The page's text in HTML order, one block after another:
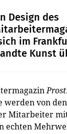
Design des
im
Kunst
werden von
Mitarbeiter
echten